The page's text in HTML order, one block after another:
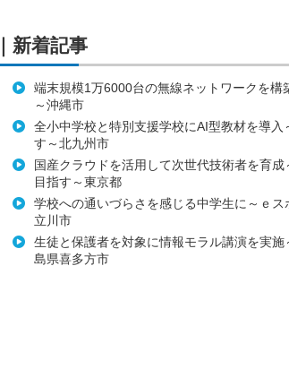
新着記事
端末規模1万6000台の無線ネットワークを
～沖縄市
全小中学校と特別支援学校にAI型教材を導
す～北九州市
国産クラウドを活用して次世代技術者を育
目指す～東京都
学校への通いづらさを感じる中学生に～ｅ
立川市
生徒と保護者を対象に情報モラル講演を実
島県喜多方市